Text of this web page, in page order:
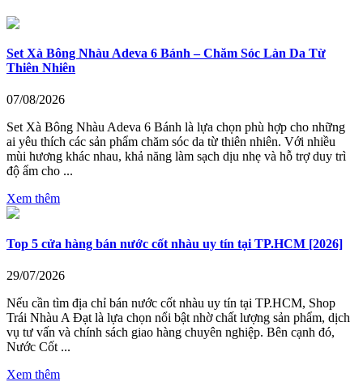
Set Xà Bông Nhàu Adeva 6 Bánh – Chăm Sóc Làn Da Từ
Thiên Nhiên
07/08/2026
Set Xà Bông Nhàu Adeva 6 Bánh là lựa chọn phù hợp cho những
ai yêu thích các sản phẩm chăm sóc da từ thiên nhiên. Với nhiều
mùi hương khác nhau, khả năng làm sạch dịu nhẹ và hỗ trợ duy trì
độ ẩm cho ...
Xem thêm
Top 5 cửa hàng bán nước cốt nhàu uy tín tại TP.HCM [2026]
29/07/2026
Nếu cần tìm địa chỉ bán nước cốt nhàu uy tín tại TP.HCM, Shop
Trái Nhàu A Đạt là lựa chọn nổi bật nhờ chất lượng sản phẩm, dịch
vụ tư vấn và chính sách giao hàng chuyên nghiệp. Bên cạnh đó,
Nước Cốt ...
Xem thêm